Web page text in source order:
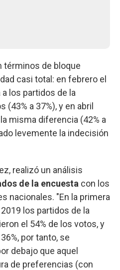
términos de bloque
casi total: en febrero el
los partidos de la
a 37%), y en abril
misma diferencia (42% a
levemente la indecisión
realizó un análisis
de la encuesta con los
nacionales. "En la primera
los partidos de la
el 54% de los votos, y
por tanto, se
debajo que aquel
de preferencias (con